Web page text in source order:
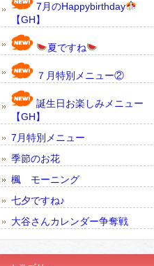
7月のHappybirthday
【GH】
夏ですね
７月特別メニュー②
誕生日お楽しみメニュー
【GH】
7月特別メニュー
季節のお花
楓 モーニング
七夕ですね♪
大谷さんカレンダー争奪戦